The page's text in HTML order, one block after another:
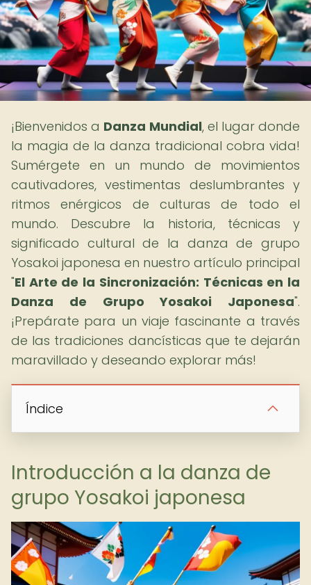
¡Bienvenidos a Danza Mundial, el lugar donde
la magia de la danza tradicional cobra vida!
Sumérgete en un mundo de movimientos
cautivadores, vestimentas deslumbrantes y
ritmos enérgicos de culturas de todo el
mundo. Descubre la historia, técnicas y
significado cultural de la danza de grupo
Yosakoi japonesa en nuestro artículo principal
"El Arte de la Sincronización: Técnicas en la
Danza de Grupo Yosakoi Japonesa".
¡Prepárate para un viaje fascinante a través
de las tradiciones dancísticas que te dejarán
maravillado y deseando explorar más!
Índice
Introducción a la danza de
grupo Yosakoi japonesa